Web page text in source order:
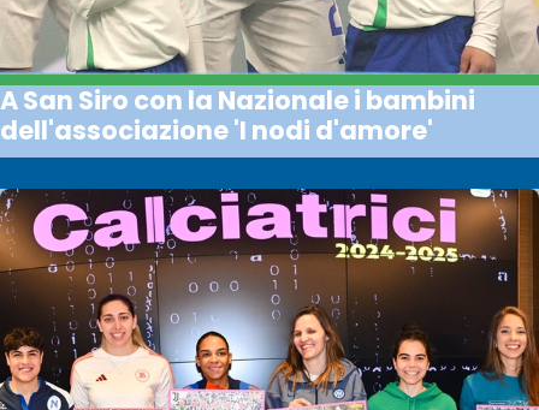
A San Siro con la Nazionale i bambini
dell'associazione 'I nodi d'amore'